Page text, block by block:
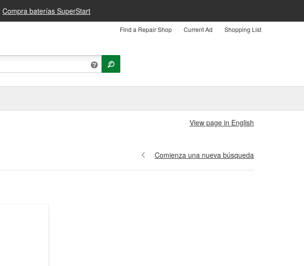
Compra baterías SuperStart
Find a Repair Shop Current Ad Shopping List
View page in English
Comienza una nueva búsqueda